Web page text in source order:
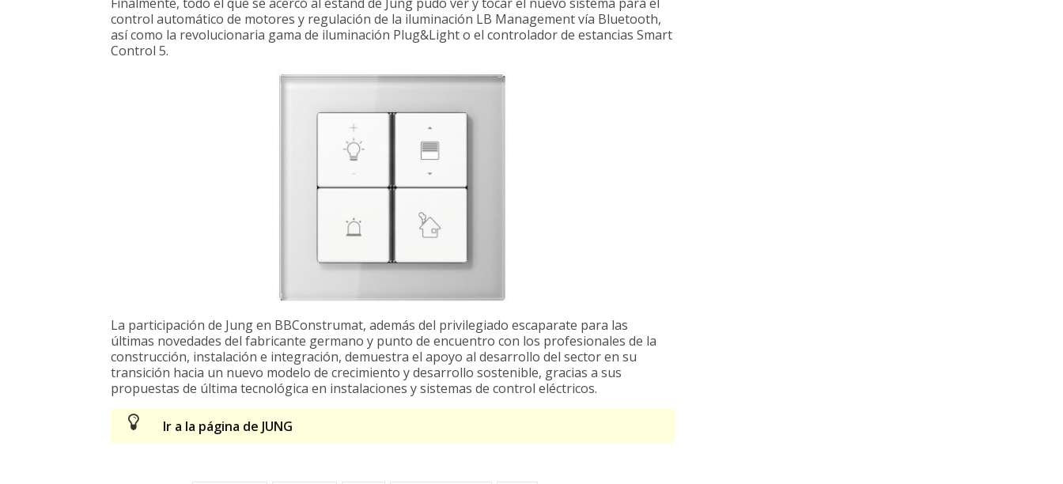
control automático de motores y regulación de la iluminación LB Management vía Bluetooth,
así como la revolucionaria gama de iluminación Plug&Light o el controlador de estancias Smart
Control 5.
La participación de Jung en BBConstrumat, además del privilegiado escaparate para las
últimas novedades del fabricante germano y punto de encuentro con los profesionales de la
construcción, instalación e integración, demuestra el apoyo al desarrollo del sector en su
transición hacia un nuevo modelo de crecimiento y desarrollo sostenible, gracias a sus
propuestas de última tecnológica en instalaciones y sistemas de control eléctricos.
Ir a la página de JUNG